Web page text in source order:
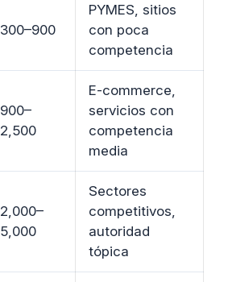
300–900
PYMES, sitios
con poca
competencia
900–
2,500
E-commerce,
servicios con
competencia
media
2,000–
5,000
Sectores
competitivos,
autoridad
tópica